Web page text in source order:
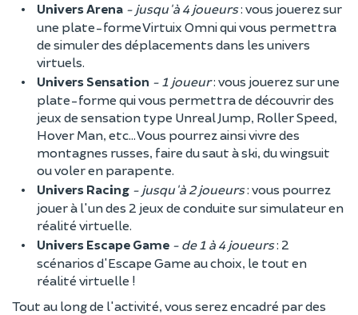
Univers Arena - jusqu'à 4 joueurs: vous jouerez sur
une plate-forme Virtuix Omni qui vous permettra
de simuler des déplacements dans les univers
virtuels.
Univers Sensation - 1 joueur: vous jouerez sur une
plate-forme qui vous permettra de découvrir des
jeux de sensation type Unreal Jump, Roller Speed,
Hover Man, etc... Vous pourrez ainsi vivre des
montagnes russes, faire du saut à ski, du wingsuit
ou voler en parapente.
Univers Racing - jusqu'à 2 joueurs: vous pourrez
jouer à l'un des 2 jeux de conduite sur simulateur en
réalité virtuelle.
Univers Escape Game - de 1 à 4 joueurs: 2
scénarios d'Escape Game au choix, le tout en
réalité virtuelle !
Tout au long de l'activité, vous serez encadré par des